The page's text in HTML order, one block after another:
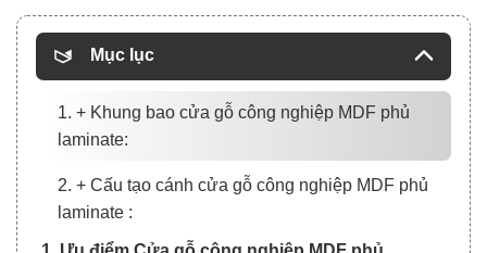
Mục lục
1. + Khung bao cửa gỗ công nghiệp MDF phủ
laminate:
2. + Cấu tạo cánh cửa gỗ công nghiệp MDF phủ
laminate :